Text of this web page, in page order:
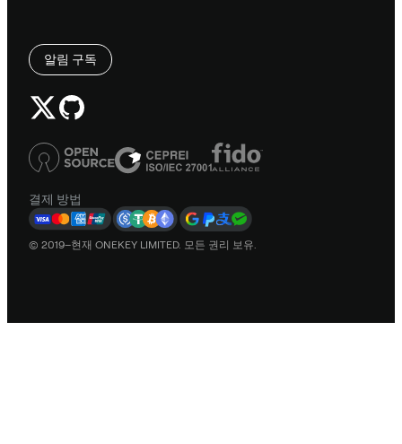
알림 구독
결제 방법
© 2019–현재 ONEKEY LIMITED. 모든 권리 보유.